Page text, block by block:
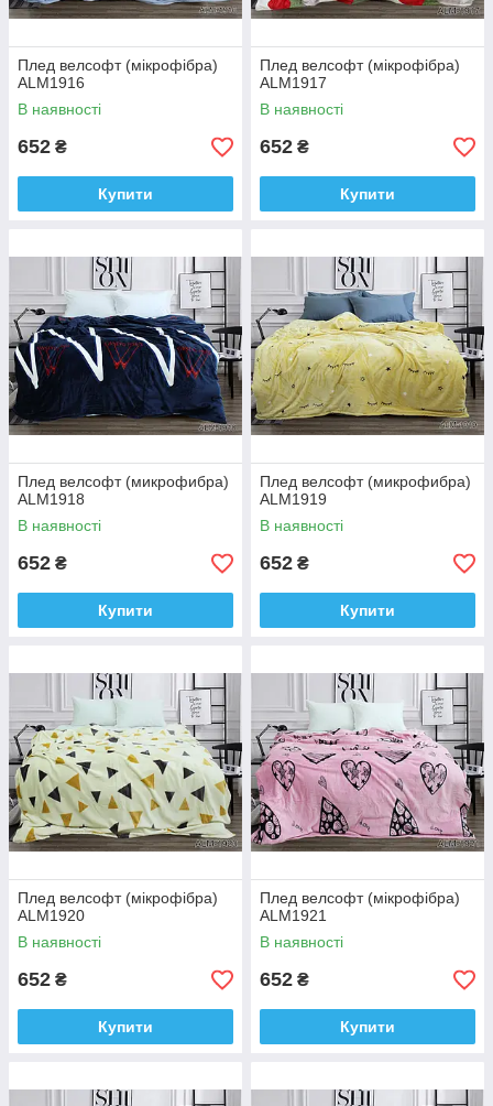
Плед велсофт (мікрофібра)
ALM1916
В наявності
652 ₴
Купити
Плед велсофт (мікрофібра)
ALM1917
В наявності
652 ₴
Купити
Плед велсофт (микрофибра)
ALM1918
В наявності
652 ₴
Купити
Плед велсофт (микрофибра)
ALM1919
В наявності
652 ₴
Купити
Плед велсофт (мікрофібра)
ALM1920
В наявності
652 ₴
Купити
Плед велсофт (мікрофібра)
ALM1921
В наявності
652 ₴
Купити